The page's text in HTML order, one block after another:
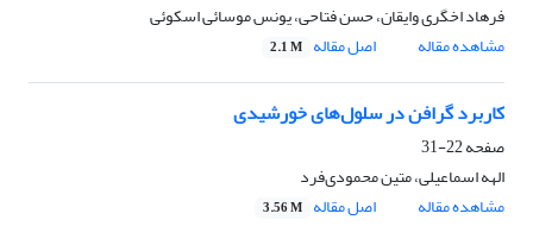
فرهاد اخگری وایقان، حسن فتاحی، یونس موسائی اسکوئی
مشاهده مقاله
اصل مقاله 2.1 M
کاربرد گرافن در سلول‌های خورشیدی
صفحه22-31
الهه اسماعیلی، متین محمودی‌فرد
مشاهده مقاله
اصل مقاله 3.56 M